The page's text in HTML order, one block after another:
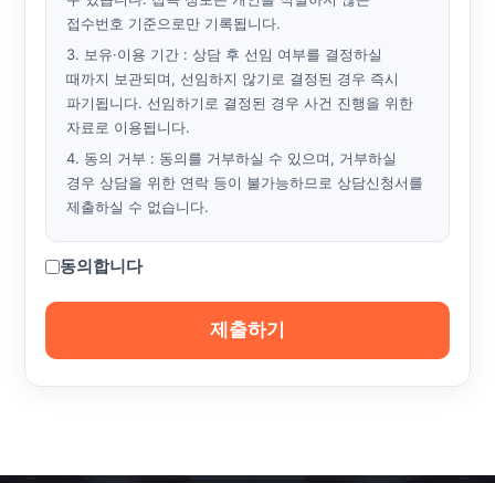
접수번호 기준으로만 기록됩니다.
3. 보유·이용 기간 : 상담 후 선임 여부를 결정하실
때까지 보관되며, 선임하지 않기로 결정된 경우 즉시
파기됩니다. 선임하기로 결정된 경우 사건 진행을 위한
자료로 이용됩니다.
4. 동의 거부 : 동의를 거부하실 수 있으며, 거부하실
경우 상담을 위한 연락 등이 불가능하므로 상담신청서를
제출하실 수 없습니다.
동의합니다
제출하기